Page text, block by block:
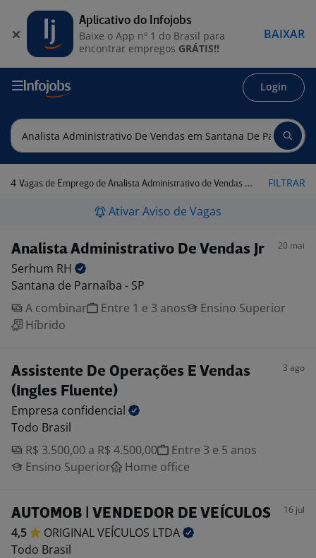
Login
4 Vagas de Emprego de Analista Administrativo de Vendas em Santana de Parnaíba - SP FILTRAR
Ativar Aviso de Vagas
Analista Administrativo De Vendas Jr 20 mai
Serhum RH
Santana de Parnaíba - SP
A combinar
Entre 1 e 3 anos
Ensino Superior
Híbrido
Assistente De Operações E Vendas
(Ingles Fluente)
3 ago
Empresa confidencial
Todo Brasil
R$ 3.500,00 a R$ 4.500,00
Entre 3 e 5 anos
Ensino Superior
Home office
AUTOMOB | VENDEDOR DE VEÍCULOS 16 jul
4,5 ORIGINAL VEÍCULOS LTDA
Todo Brasil
Aplicativo do Infojobs
Baixe o App nº 1 do Brasil para
encontrar empregos GRÁTIS!!
BAIXAR